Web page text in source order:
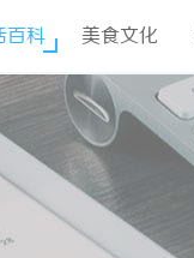
百科 美食文化